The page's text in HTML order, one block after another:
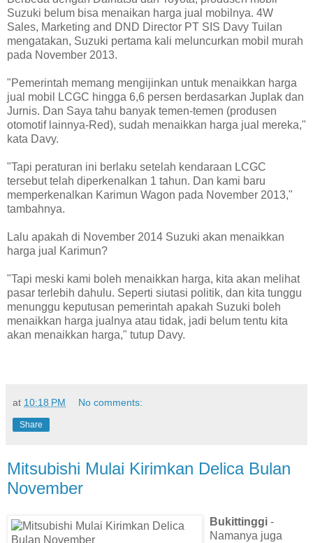
Suzuki belum bisa menaikan harga jual mobilnya. 4W
Sales, Marketing and DND Director PT SIS Davy Tuilan
mengatakan, Suzuki pertama kali meluncurkan mobil murah
pada November 2013.
"Pemerintah memang mengijinkan untuk menaikkan harga
jual mobil LCGC hingga 6,6 persen berdasarkan Juplak dan
Jurnis. Dan Saya tahu banyak temen-temen (produsen
otomotif lainnya-Red), sudah menaikkan harga jual mereka,"
kata Davy.
"Tapi peraturan ini berlaku setelah kendaraan LCGC
tersebut telah diperkenalkan 1 tahun. Dan kami baru
memperkenalkan Karimun Wagon pada November 2013,"
tambahnya.
Lalu apakah di November 2014 Suzuki akan menaikkan
harga jual Karimun?
"Tapi meski kami boleh menaikkan harga, kita akan melihat
pasar terlebih dahulu. Seperti siutasi politik, dan kita tunggu
menunggu keputusan pemerintah apakah Suzuki boleh
menaikkan harga jualnya atau tidak, jadi belum tentu kita
akan menaikkan harga," tutup Davy.
at 10:18 PM No comments:
Share
Mitsubishi Mulai Kirimkan Delica Bulan
November
Bukittinggi -
Namanya juga